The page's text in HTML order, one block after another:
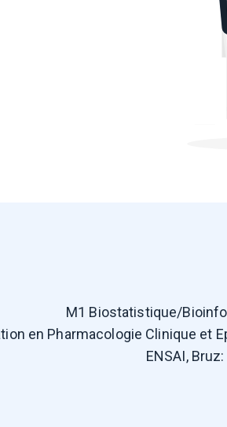
M1 Biostatistique/
en Pharmacologie Clinique et
ENSAI,